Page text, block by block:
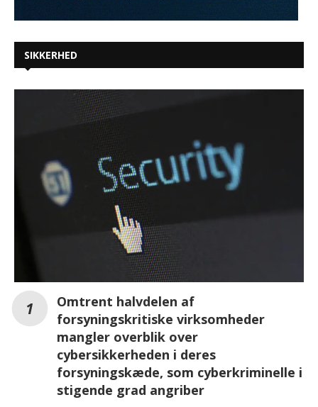
SIKKERHED
Omtrent halvdelen af
forsyningskritiske virksomheder
mangler overblik over
cybersikkerheden i deres
forsyningskæde, som cyberkriminelle i
stigende grad angriber